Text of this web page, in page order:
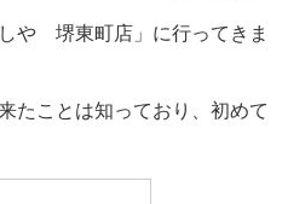
や 堺東町店」に行ってきま
たことは知っており、初めて